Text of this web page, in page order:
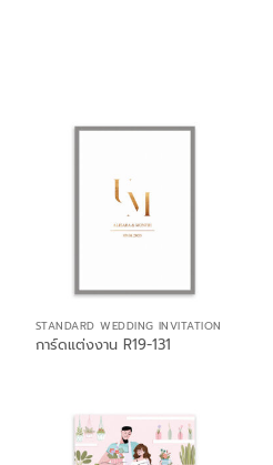
STANDARD WEDDING INVITATION
การ์ดแต่งงาน R19-131